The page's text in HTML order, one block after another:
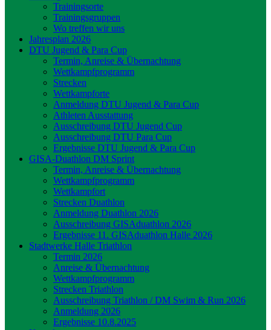
Trainingsorte
Trainingsgruppen
Wo treffen wir uns
Jahresplan 2026
DTU Jugend & Para Cup
Termin, Anreise & Übernachtung
Wettkampfprogramm
Strecken
Wettkampforte
Anmeldung DTU Jugend & Para Cup
Athleten Ausstattung
Ausschreibung DTU Jugend Cup
Ausschreibung DTU Para Cup
Ergebnisse DTU Jugend & Para Cup
GISA-Duathlon DM Sprint
Termin, Anreise & Übernachtung
Wettkampfprogramm
Wettkampfort
Strecken Duathlon
Anmeldung Duathlon 2026
Ausschreibung GISAduathlon 2026
Ergebnisse 11. GISAduathlon Halle 2026
Stadtwerke Halle Triathlon
Termin 2026
Anreise & Übernachtung
Wettkampfprogramm
Strecken Triathlon
Ausschreibung Triathlon / DM Swim & Run 2026
Anmeldung 2026
Ergebnisse 10.8.2025